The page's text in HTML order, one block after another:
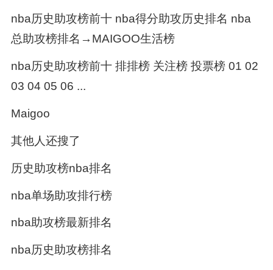
nba历史助攻榜前十 nba得分助攻历史排名 nba
总助攻榜排名→MAIGOO生活榜
nba历史助攻榜前十 排排榜 关注榜 投票榜 01 02
03 04 05 06 ...
Maigoo
其他人还搜了
历史助攻榜nba排名
nba单场助攻排行榜
nba助攻榜最新排名
nba历史助攻榜排名